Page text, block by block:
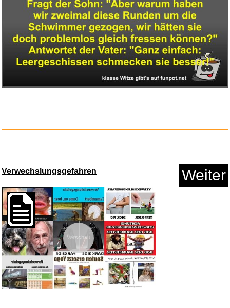
NAUSICAA O/T VALLEY O/T
WIND B...
Anzeige
Science in Sport BETA Fuel 80 ...
Verwechslungsgefahren Weiter
Vorschau